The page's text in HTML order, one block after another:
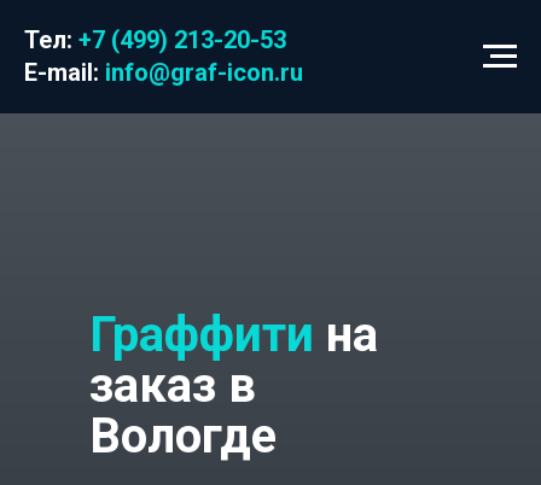
Тел: +7 (499) 213-20-53
E-mail: info@graf-icon.ru
Граффити на
заказ в
Вологде